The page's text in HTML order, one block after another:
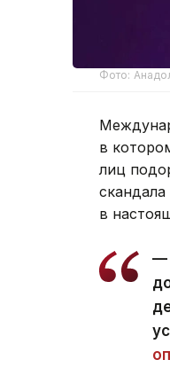
Фото:
в
лиц
в
—